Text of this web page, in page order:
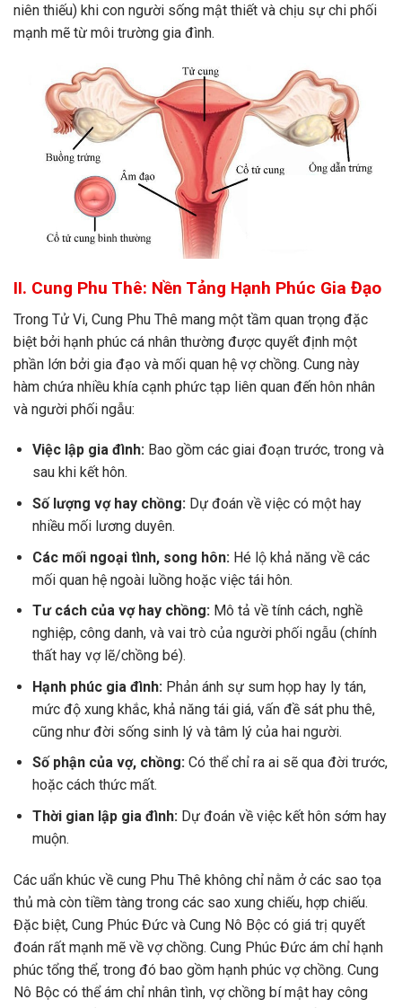
niên thiếu) khi con người sống mật thiết và chịu sự chi phối
mạnh mẽ từ môi trường gia đình.
II. Cung Phu Thê: Nền Tảng Hạnh Phúc Gia Đạo
Trong Tử Vi, Cung Phu Thê mang một tầm quan trọng đặc
biệt bởi hạnh phúc cá nhân thường được quyết định một
phần lớn bởi gia đạo và mối quan hệ vợ chồng. Cung này
hàm chứa nhiều khía cạnh phức tạp liên quan đến hôn nhân
và người phối ngẫu:
Việc lập gia đình:Bao gồm các giai đoạn trước, trong và
sau khi kết hôn.
Số lượng vợ hay chồng:Dự đoán về việc có một hay
nhiều mối lương duyên.
Các mối ngoại tình, song hôn: Hé lộ khả năng về các
mối quan hệ ngoài luồng hoặc việc tái hôn.
Tư cách của vợ hay chồng:Mô tả về tính cách, nghề
nghiệp, công danh, và vai trò của người phối ngẫu (chính
thất hay vợ lẽ/chồng bé).
Hạnh phúc gia đình: Phản ánh sự sum họp hay ly tán,
mức độ xung khắc, khả năng tái giá, vấn đề sát phu thê,
cũng như đời sống sinh lý và tâm lý của hai người.
Số phận của vợ, chồng:Có thể chỉ ra ai sẽ qua đời trước,
hoặc cách thức mất.
Thời gian lập gia đình:Dự đoán về việc kết hôn sớm hay
muộn.
Các uẩn khúc về cung Phu Thê không chỉ nằm ở các sao tọa
thủ mà còn tiềm tàng trong các sao xung chiếu, hợp chiếu.
Đặc biệt, Cung Phúc Đức và Cung Nô Bộc có giá trị quyết
đoán rất mạnh mẽ về vợ chồng. Cung Phúc Đức ám chỉ hạnh
phúc tổng thể, trong đó bao gồm hạnh phúc vợ chồng. Cung
Nô Bộc có thể ám chỉ nhân tình, vợ chồng bí mật hay công